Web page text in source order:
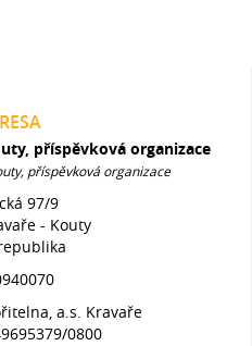
příspěvková organizace
příspěvková organizace
97/9
- Kouty
a.s. Kravaře
0800